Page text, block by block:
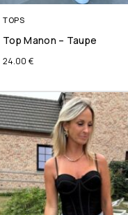
TOPS
Top Manon – Taupe
24.00 €